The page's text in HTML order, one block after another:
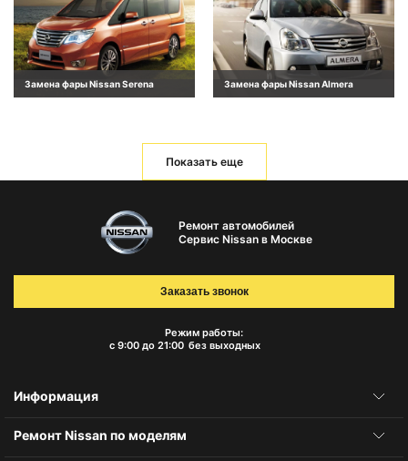
Замена фары Nissan Serena Замена фары Nissan Almera
Показать еще
Ремонт автомобилей
Сервис Nissan в Москве
Режим работы:
с 9:00 до 21:00 без выходных
Заказать звонок
Информация
Ремонт Nissan по моделям